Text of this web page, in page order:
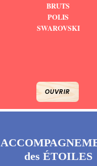
BRUTS
POLIS
SWAROVSKI
OUVRIR
des ÉTOILES